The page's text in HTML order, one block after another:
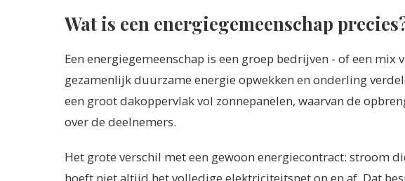
Wat is een energiegemeenschap
Een energiegemeenschap is een groep bedrijven - of een
gezamenlijk duurzame energie opwekken en onderling
een groot dakoppervlak vol zonnepanelen, waarvan de
over de deelnemers.
Het grote verschil met een gewoon energiecontract: stroom